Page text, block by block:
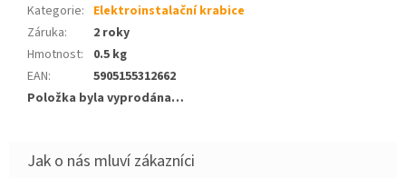
Kategorie: Elektroinstalační krabice
Záruka:
2 roky
Hmotnost:
0.5 kg
EAN:
5905155312662
Položka byla vyprodána…